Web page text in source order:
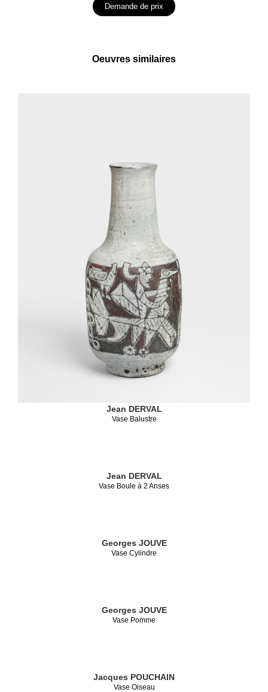
Demande de prix
Oeuvres similaires
Jean DERVAL
Vase Balustre
Jean DERVAL
Vase Boule à 2 Anses
Georges JOUVE
Vase Cylindre
Georges JOUVE
Vase Pomme
Jacques POUCHAIN
Vase Oiseau